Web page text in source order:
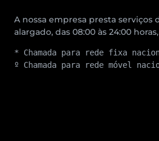
A nossa empresa presta serviços
alargado, das 08:00 às 24:00
* Chamada para rede fixa
º Chamada para rede móvel